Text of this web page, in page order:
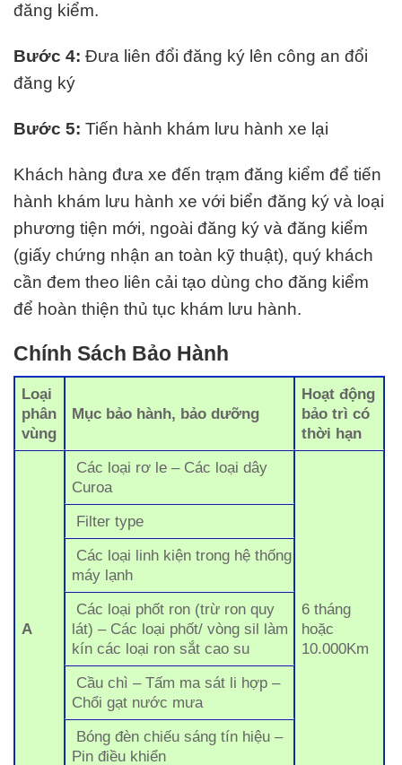
đăng kiểm.
Bước 4: Đưa liên đổi đăng ký lên công an đổi
đăng ký
Bước 5: Tiến hành khám lưu hành xe lại
Khách hàng đưa xe đến trạm đăng kiểm để tiến
hành khám lưu hành xe với biển đăng ký và loại
phương tiện mới, ngoài đăng ký và đăng kiểm
(giấy chứng nhận an toàn kỹ thuật), quý khách
cần đem theo liên cải tạo dùng cho đăng kiểm
để hoàn thiện thủ tục khám lưu hành.
Chính Sách Bảo Hành
Loại
phân
vùng
Mục bảo hành, bảo dưỡng
Hoạt động
bảo trì có
thời hạn
A
Các loại rơ le – Các loại dây
Curoa
6 tháng
hoặc
10.000Km
Filter type
Các loại linh kiện trong hệ thống
máy lạnh
Các loại phốt ron (trừ ron quy
lát) – Các loại phốt/ vòng sil làm
kín các loại ron sắt cao su
Cầu chì – Tấm ma sát li hợp –
Chổi gạt nước mưa
Bóng đèn chiếu sáng tín hiệu –
Pin điều khiển